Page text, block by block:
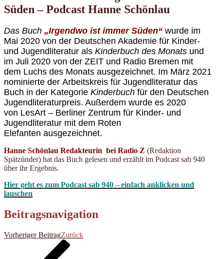
Süden – Podcast Hanne Schönlau
Das Buch „Irgendwo ist immer Süden“ wurde im
Mai 2020 von der Deutschen Akademie für Kinder-
und Jugendliteratur als Kinderbuch des Monats und
im Juli 2020 von der ZEIT und Radio Bremen mit
dem Luchs des Monats ausgezeichnet. Im März 2021
nominierte der Arbeitskreis für Jugendliteratur das
Buch in der Kategorie Kinderbuch für den Deutschen
Jugendliteraturpreis. Außerdem wurde es 2020
von LesArt – Berliner Zentrum für Kinder- und
Jugendliteratur mit dem Roten
Elefanten ausgezeichnet.
Hanne Schönlau Redakteurin bei Radio Z (Redaktion
Spätzünder) hat das Buch gelesen und erzählt im Podcast sab 940
über ihr Ergebnis.
Hier geht es zum Podcast sab 940 – einfach anklicken und
lauschen
Beitragsnavigation
Vorheriger BeitragZurück